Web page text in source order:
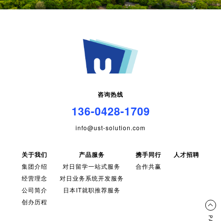
咨询热线
136-0428-1709
info@ust-solution.com
关于我们
集团介绍
经营理念
公司简介
创办历程
产品服务
对日留学一站式服务
对日业务系统开发服务
日本IT就职推荐服务
携手同行
合作共赢
人才招聘